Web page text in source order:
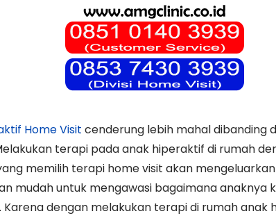
Home Visit cenderung lebih mahal dibanding
terapi pada anak hiperaktif di rumah
memilih terapi home visit akan
mudah untuk mengawasi bagaimana anaknya
Karena dengan melakukan terapi di rumah